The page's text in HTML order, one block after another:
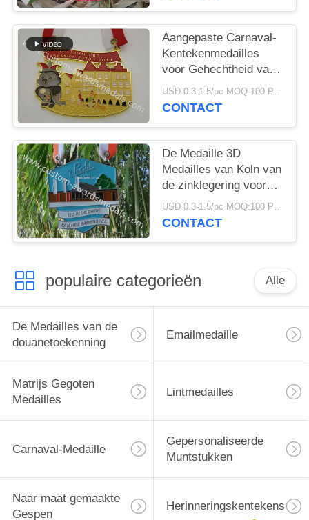
Aangepaste Carnaval-
Kentekenmedailles
voor Gehechtheid van
het het Ontwerplint van
het Bierfestival de 2D
USD 0.3-1.5/pc MOQ:100 PCs per ontwerp
CONTACT
De Medaille 3D
Medailles van Koln van
de zinklegering voor
het Seizoengebonden
Festival van Duitsland
USD 0.3-1.5/pc MOQ:100 PCs per ontwerp
CONTACT
populaire categorieën Alle
De Medailles van de
douanetoekenning
Emailmedaille
Matrijs Gegoten
Medailles
Lintmedailles
Carnaval-Medaille
Gepersonaliseerde
Muntstukken
Naar maat gemaakte
Gespen
Herinneringskentekens